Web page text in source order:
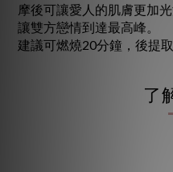
摩後可讓愛人的肌膚更加
讓雙方戀情到達最高峰。
建議可燃燒20分鐘，後提
了